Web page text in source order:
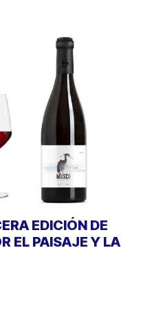
EDICIÓN DE
EL PAISAJE Y LA